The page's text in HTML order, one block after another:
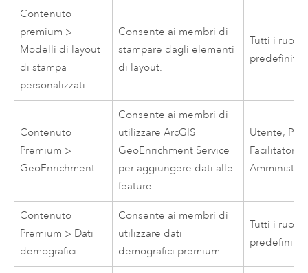
Contenuto
premium >
Modelli di layout
di stampa
personalizzati
Consente ai membri di
stampare dagli elementi
di layout.
Tutti i ruoli
predefiniti
Contenuto
Premium >
GeoEnrichment
Consente ai membri di
utilizzareArcGIS
GeoEnrichment Service
per aggiungere dati alle
feature.
Utente,
Facilitatore,
Contenuto
Premium > Dati
demografici
Consente ai membri di
utilizzare dati
demografici premium.
Tutti i ruoli
predefiniti